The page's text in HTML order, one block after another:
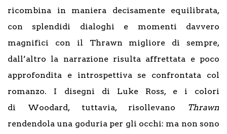
ricombina in maniera decisamente equilibrata,
con splendidi dialoghi e momenti davvero
magnifici con il Thrawn migliore di sempre,
dall’altro la narrazione risulta affrettata e poco
approfondita e introspettiva se confrontata col
romanzo. I disegni di Luke Ross, e i colori
di Woodard, tuttavia, risollevano
Thrawn
rendendola una goduria per gli occhi: ma non sono